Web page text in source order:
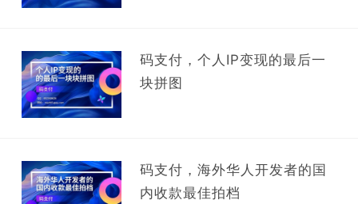
码支付，个人IP变现的最后一
块拼图
码支付，海外华人开发者的国
内收款最佳拍档